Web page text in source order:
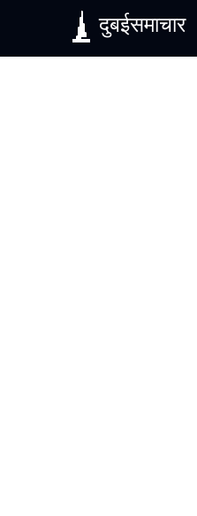
दुबईसमाचार